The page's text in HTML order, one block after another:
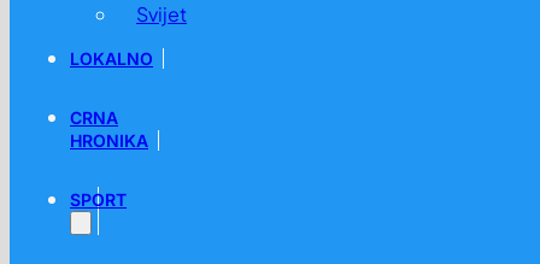
Svijet
LOKALNO
CRNA
HRONIKA
SPORT